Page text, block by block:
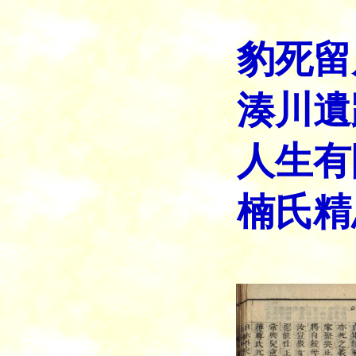
豹死
湊川
人生
楠氏